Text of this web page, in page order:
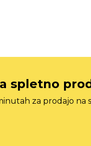
spletno
za prodajo